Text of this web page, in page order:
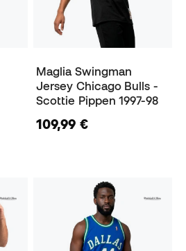
Maglia Swingman
Jersey Chicago Bulls -
Scottie Pippen 1997-98
109,99 €